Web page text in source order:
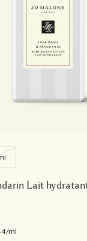
Lait
/ml